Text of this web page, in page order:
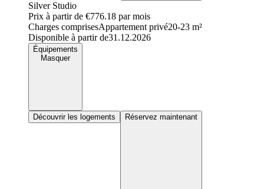
Silver Studio
Prix à partir de €776.18 par mois
Charges comprisesAppartement privé20-23 m²
Disponible à partir de31.12.2026
Équipements
Masquer
Découvrir les logements Réservez maintenant